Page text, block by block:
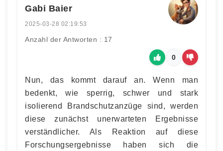
Gabi Baier
2025-03-28 02:19:53
Anzahl der Antworten : 17
0
Nun, das kommt darauf an. Wenn man
bedenkt, wie sperrig, schwer und stark
isolierend Brandschutzanzüge sind, werden
diese zunächst unerwarteten Ergebnisse
verständlicher. Als Reaktion auf diese
Forschungsergebnisse haben sich die